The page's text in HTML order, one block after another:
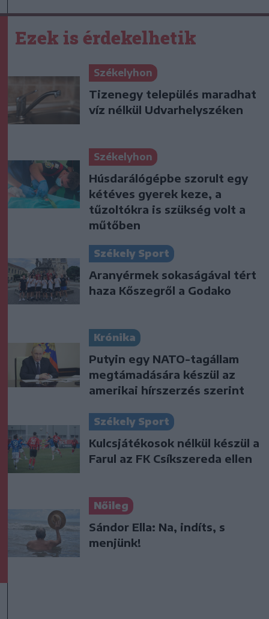
Ezek is érdekelhetik
Székelyhon
Tizenegy település maradhat
víz nélkül Udvarhelyszéken
Székelyhon
Húsdarálógépbe szorult egy
kétéves gyerek keze, a
tűzoltókra is szükség volt a
műtőben
Székely Sport
Aranyérmek sokaságával tért
haza Kőszegről a Godako
Krónika
Putyin egy NATO-tagállam
megtámadására készül az
amerikai hírszerzés szerint
Székely Sport
Kulcsjátékosok nélkül készül a
Farul az FK Csíkszereda ellen
Nőileg
Sándor Ella: Na, indíts, s
menjünk!